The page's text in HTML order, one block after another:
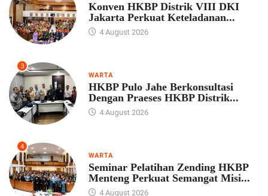
Konven HKBP Distrik VIII DKI
Jakarta Perkuat Keteladanan...
4 August 2026
3
WARTA
HKBP Pulo Jahe Berkonsultasi
Dengan Praeses HKBP Distrik...
4 August 2026
4
WARTA
Seminar Pelatihan Zending HKBP
Menteng Perkuat Semangat Misi...
4 August 2026